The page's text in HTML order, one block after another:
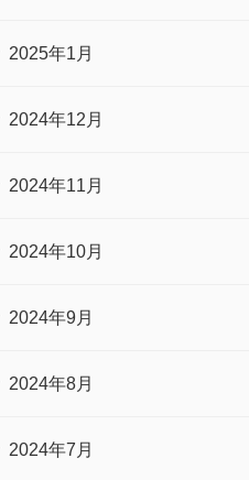
2025年1月
2024年12月
2024年11月
2024年10月
2024年9月
2024年8月
2024年7月